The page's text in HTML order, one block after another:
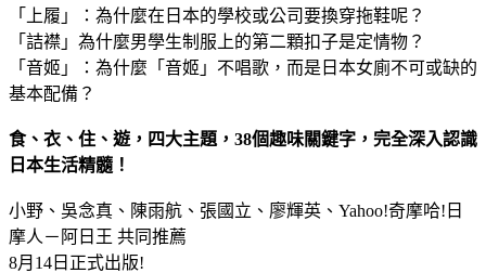
「上履」：為什麼在日本的學校或公司要換穿拖鞋呢？
「詰襟」為什麼男學生制服上的第二顆扣子是定情物？
「音姬」：為什麼「音姬」不唱歌，而是日本女廁不可或缺的
基本配備？
食、衣、住、遊，四大主題， 38個趣味關鍵字，完全深入認識
日本生活精髓！
小野、吳念真、陳雨航、張國立、廖輝英、 Yahoo!奇摩哈!日
摩人－阿日王 共同推薦
8月14日正式出版!